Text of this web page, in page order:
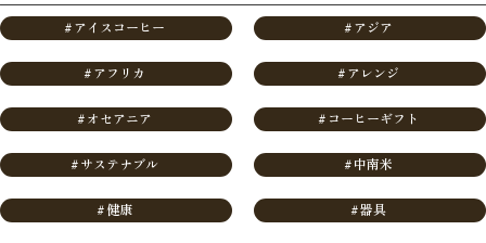
#アイスコーヒー #アジア
#アフリカ #アレンジ
#オセアニア # コーヒーギフト
#サステナブル #中南米
#健康 #器具